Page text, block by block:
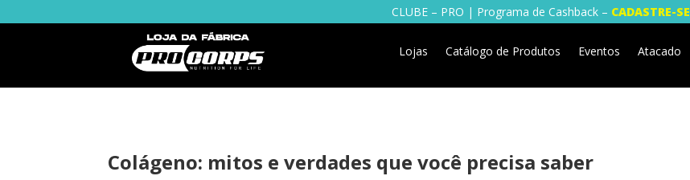
CLUBE – PRO | Programa de Cashback – CADASTRE-SE
Lojas Catálogo de Produtos Eventos Atacado
Colágeno: mitos e verdades que você precisa saber